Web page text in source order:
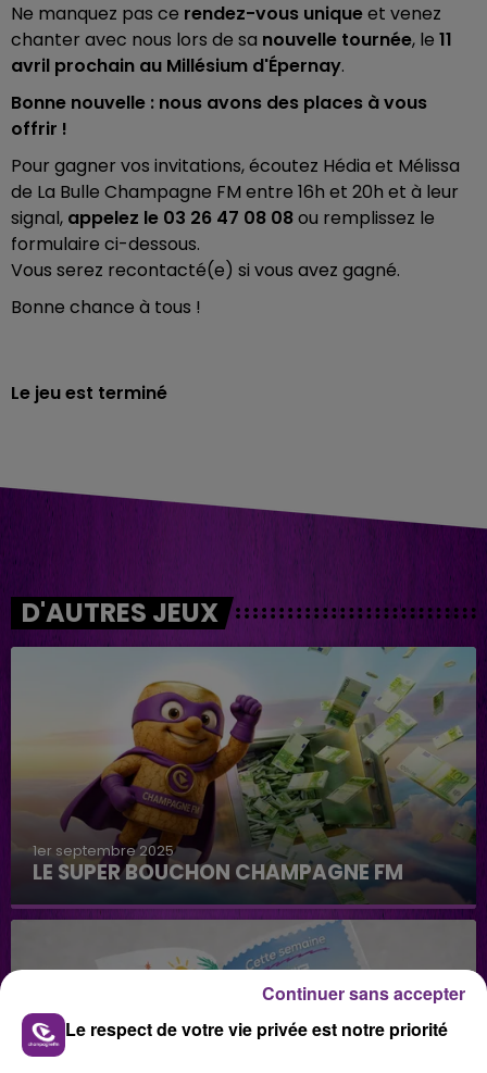
Ne manquez pas ce rendez-vous uniqueet venez
chanter avec nous lors de sa nouvelle tournée, le 11
avril prochain au Millésium d'Épernay.
Bonne nouvelle : nous avons des places à vous
offrir !
Pour gagner vos invitations, écoutez Hédia et Mélissa
de La Bulle Champagne FM entre 16h et 20h et à leur
signal, appelez le 03 26 47 08 08ou remplissez le
formulaire ci-dessous.
Vous serez recontacté(e) si vous avez gagné.
Bonne chance à tous !
Le jeu est terminé
D'AUTRES JEUX
1er septembre 2025
LE SUPER BOUCHON CHAMPAGNE FM
Le respect de votre vie privée est notre priorité
Continuer sans accepter